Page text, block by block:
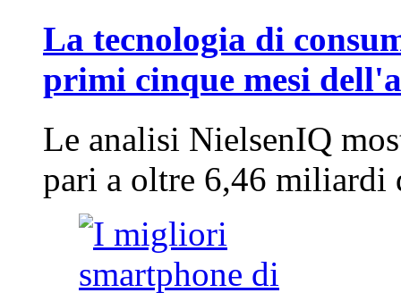
La tecnologia di
primi cinque mesi
Le analisi NielsenIQ
pari a oltre 6,46